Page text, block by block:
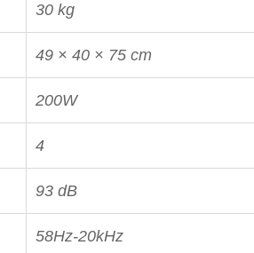
30 kg
49 × 40 × 75 cm
200W
4
93 dB
58Hz-20kHz